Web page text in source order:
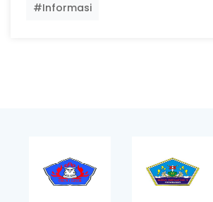
#Informasi